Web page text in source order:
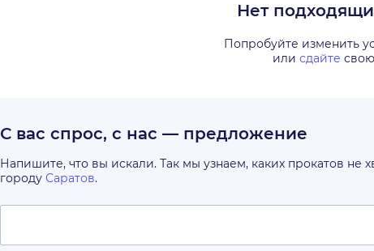
Нет
Попробуйте изменить
или сдайте
С вас спрос, с нас — предложение
Напишите, что вы искали. Так мы узнаем, каких прокатов не
городу Саратов.